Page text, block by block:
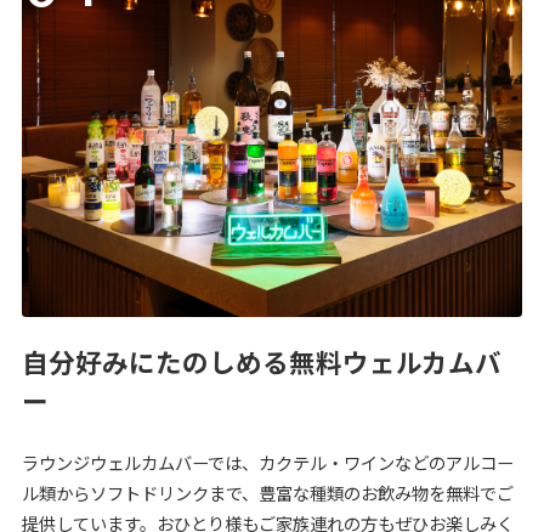
自分好みにたのしめる無料ウェルカムバ
ー
ラウンジウェルカムバーでは、カクテル・ワインなどのアルコー
ル類からソフトドリンクまで、豊富な種類のお飲み物を無料でご
提供しています。おひとり様もご家族連れの方もぜひお楽しみく